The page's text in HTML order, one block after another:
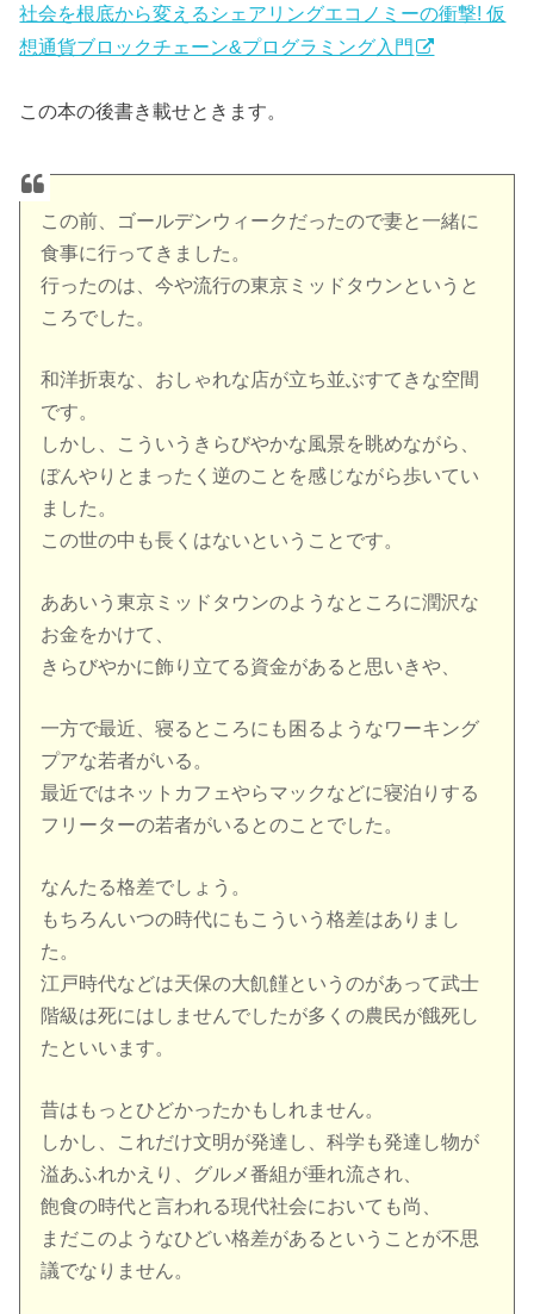
社会を根底から変えるシェアリングエコノミーの衝撃! 仮
想通貨ブロックチェーン&プログラミング入門
この本の後書き載せときます。
この前、ゴールデンウィークだったので妻と一緒に
食事に行ってきました。
行ったのは、今や流行の東京ミッドタウンというと
ころでした。
和洋折衷な、おしゃれな店が立ち並ぶすてきな空間
です。
しかし、こういうきらびやかな風景を眺めながら、
ぼんやりとまったく逆のことを感じながら歩いてい
ました。
この世の中も長くはないということです。
ああいう東京ミッドタウンのようなところに潤沢な
お金をかけて、
きらびやかに飾り立てる資金があると思いきや、
一方で最近、寝るところにも困るようなワーキング
プアな若者がいる。
最近ではネットカフェやらマックなどに寝泊りする
フリーターの若者がいるとのことでした。
なんたる格差でしょう。
もちろんいつの時代にもこういう格差はありまし
た。
江戸時代などは天保の大飢饉というのがあって武士
階級は死にはしませんでしたが多くの農民が餓死し
たといいます。
昔はもっとひどかったかもしれません。
しかし、これだけ文明が発達し、科学も発達し物が
溢あふれかえり、グルメ番組が垂れ流され、
飽食の時代と言われる現代社会においても尚、
まだこのようなひどい格差があるということが不思
議でなりません。